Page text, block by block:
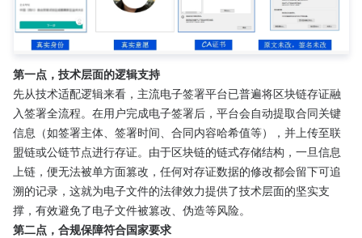
第一点，技术层面的逻辑支持
先从技术适配逻辑来看，主流电子签署平台已普遍将区块链存证融
入签署全流程。在用户完成电子签署后，平台会自动提取合同关键
信息（如签署主体、签署时间、合同内容哈希值等），并上传至联
盟链或公链节点进行存证。由于区块链的链式存储结构，一旦信息
上链，便无法被单方面篡改，任何对存证数据的修改都会留下可追
溯的记录，这就为电子文件的法律效力提供了技术层面的坚实支
撑，有效避免了电子文件被篡改、伪造等风险。​
第二点，合规保障符合国家要求